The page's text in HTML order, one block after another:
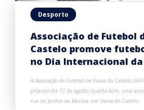
Desporto
Associação de Futebol
Castelo promove
no Dia Internacional
A Associação de Futebol de Viana do Castelo
próximo dia 12 de agosto, quarta-feira, uma
rua no Jardim da Marina, em Viana do Castelo.